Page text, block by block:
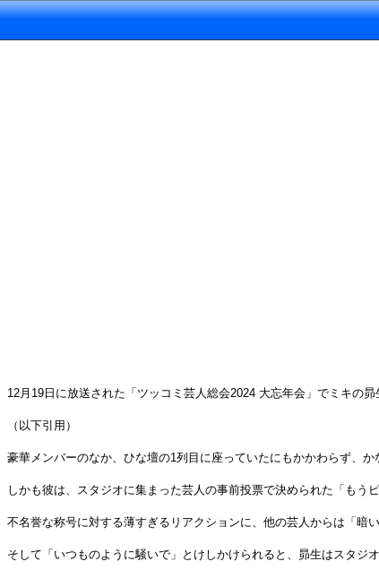
12月19日に放送された「ツッコミ芸人総会2024 大忘年会」でミキの
（以下引用）
豪華メンバーのなか、ひな壇の1列目に座っていたにもかかわらず、
しかも彼は、スタジオに集まった芸人の事前投票で決められた「も
不名誉な称号に対する薄すぎるリアクションに、他の芸人からは「暗
そして「いつものように騒いで」とけしかけられると、昴生はスタ